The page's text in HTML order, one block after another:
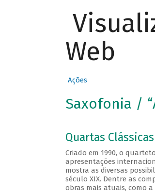
Web
Ações
Saxofonia /
Quartas
Criado em 1990, o
apresentações
mostra as diversas
século XIX. Dentre as
obras mais atuais, como